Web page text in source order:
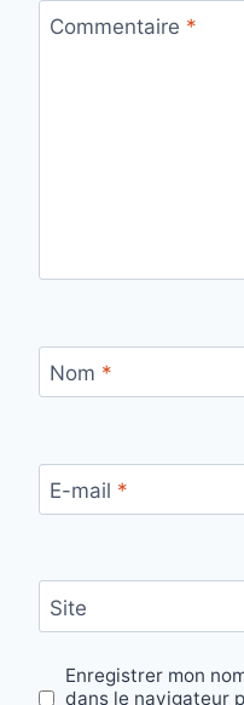
Commentaire *
Nom *
E-mail *
Site
Enregistrer mon
dans le navigateur